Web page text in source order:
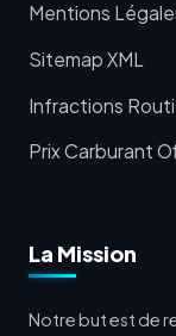
Mentions
Sitemap XML
Infractions
Prix Carburant
La Mission
Notre but est de